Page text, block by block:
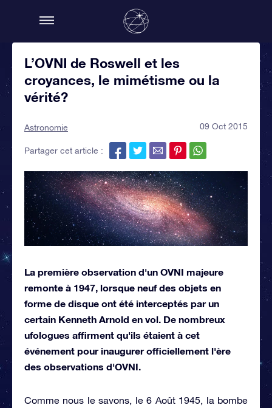
L’OVNI de Roswell et les
croyances, le mimétisme ou la
vérité?
Astronomie 09 Oct 2015
Partager cet article :
La première observation d'un OVNI majeure
remonte à 1947, lorsque neuf des objets en
forme de disque ont été interceptés par un
certain Kenneth Arnold en vol. De nombreux
ufologues affirment qu'ils étaient à cet
événement pour inaugurer officiellement l'ère
des observations d'OVNI.
Comme nous le savons, le 6 Août 1945, la bombe